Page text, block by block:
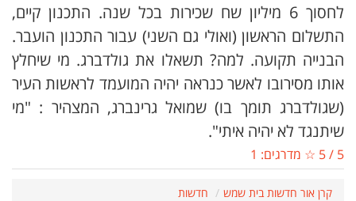
לחסוך 6 מיליון שח שכירות בכל שנה. התכנון קיים,
התשלום הראשון (ואולי גם השני) עבור התכנון הועבר.
הבנייה תקועה. למה? תשאלו את גולדברג. מי שיחלץ
אותו מסירובו לאשר כנראה יהיה המועמד לראשות העיר
(שגולדברג תומך בו) שמואל גרינברג, המצהיר : "מי
שיתנגד לא יהיה איתי".
5
/
5 ☆ מדרגים: 1
קרן אור חדשות בית שמש חדשות